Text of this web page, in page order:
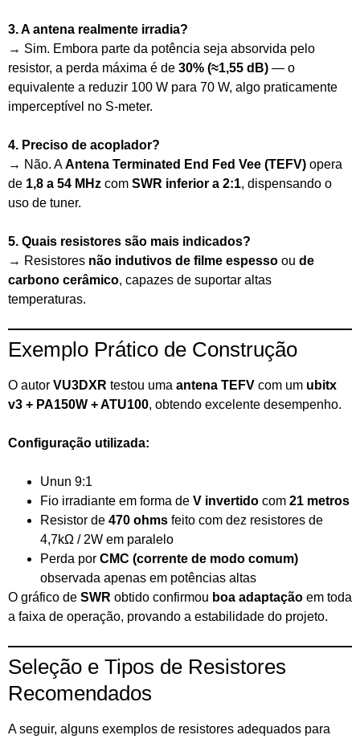
3. A antena realmente irradia?
→ Sim. Embora parte da potência seja absorvida pelo
resistor, a perda máxima é de 30% (≈1,55 dB) — o
equivalente a reduzir 100 W para 70 W, algo praticamente
imperceptível no S-meter.
4. Preciso de acoplador?
→ Não. AAntena Terminated End Fed Vee (TEFV) opera
de 1,8 a 54 MHz com SWR inferior a 2:1, dispensando o
uso de tuner.
5. Quais resistores são mais indicados?
→ Resistores não indutivos de filme espesso ou de
carbono cerâmico, capazes de suportar altas
temperaturas.
Exemplo Prático de Construção
O autor VU3DXR testou uma antena TEFV com um ubitx
v3 + PA150W + ATU100, obtendo excelente desempenho.
Configuração utilizada:
Unun 9:1
Fio irradiante em forma de V invertido com 21 metros
Resistor de 470 ohms feito com dez resistores de
4,7kΩ / 2W em paralelo
Perda por CMC (corrente de modo comum)
observada apenas em potências altas
O gráfico de SWR obtido confirmou boa adaptação em toda
a faixa de operação, provando a estabilidade do projeto.
Seleção e Tipos de Resistores
Recomendados
A seguir, alguns exemplos de resistores adequados para